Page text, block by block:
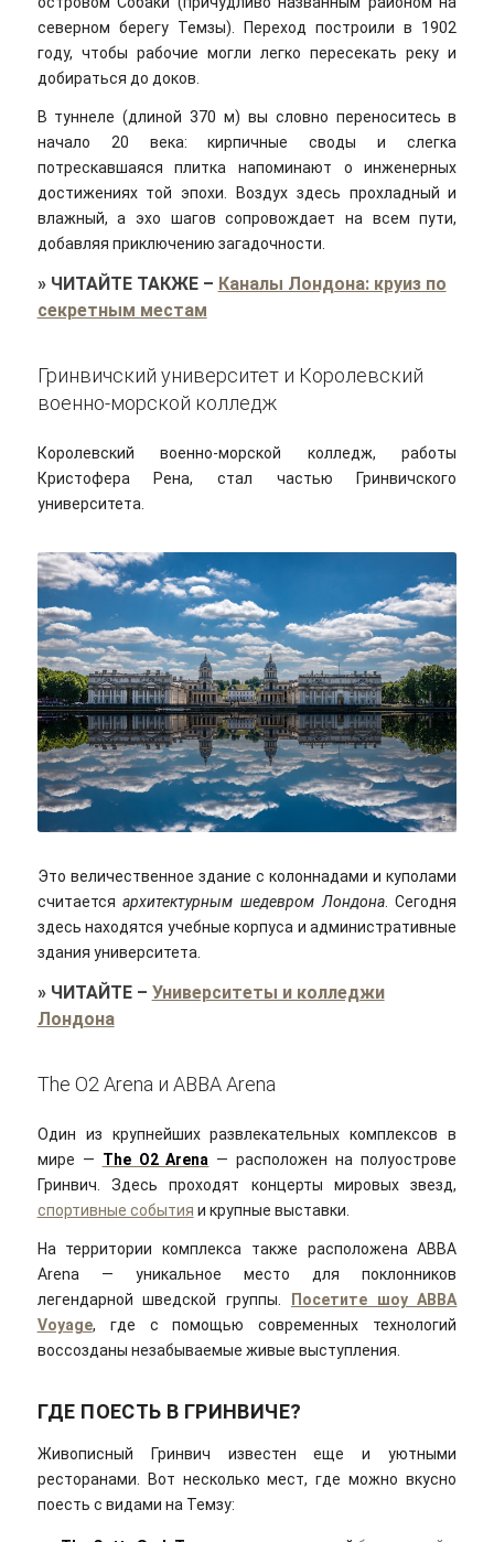
северном берегу Темзы). Переход построили в 1902
году, чтобы рабочие могли легко пересекать реку и
добираться до доков.
В туннеле (длиной 370 м) вы словно переноситесь в
начало 20 века: кирпичные своды и слегка
потрескавшаяся плитка напоминают о инженерных
достижениях той эпохи. Воздух здесь прохладный и
влажный, а эхо шагов сопровождает на всем пути,
добавляя приключению загадочности.
» ЧИТАЙТЕ ТАКЖЕ– Каналы Лондона: круиз по
секретным местам
Гринвичский университет и Королевский
военно-морской колледж
Королевский военно-морской колледж, работы
Кристофера Рена, стал частью Гринвичского
университета.
jkdvmim/pixabay
Это величественное здание с колоннадами и куполами
считаетсяархитектурным шедевром Лондона. Сегодня
здесь находятся учебные корпуса и административные
здания университета.
» ЧИТАЙТЕ– Университеты и колледжи
Лондона
The O2 Arena и ABBA Arena
Один из крупнейших развлекательных комплексов в
мире — The O2 Arena — расположен на полуострове
Гринвич. Здесь проходят концерты мировых звезд,
спортивные события и крупные выставки.
На территории комплекса также расположена ABBA
Arena — уникальное место для поклонников
легендарной шведской группы. Посетите шоу ABBA
Voyage, где с помощью современных технологий
воссозданы незабываемые живые выступления.
ГДЕ ПОЕСТЬ В ГРИНВИЧЕ?
Живописный Гринвич известен еще и уютными
ресторанами. Вот несколько мест, где можно вкусно
поесть с видами на Темзу: